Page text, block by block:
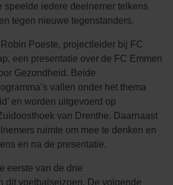
speelde iedere deelnemer telkens
tegen nieuwe tegenstanders.
Poeste, projectleider bij FC
een presentatie over de FC Emmen
Gezondheid. Beide
vallen onder het thema
en worden uitgevoerd op
van Drenthe. Daarnaast
ruimte om mee te denken en
en na de presentatie.
eerste van de drie
dit voetbalseizoen. De volgende